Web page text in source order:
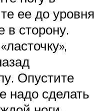
ее до уровня
в сторону.
Опустите
надо сделать